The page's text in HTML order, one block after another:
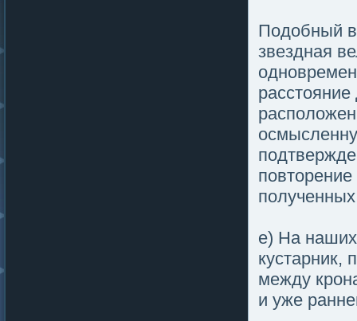
Подοбный
звездная
е) На наших
кустарник,
между
и уже